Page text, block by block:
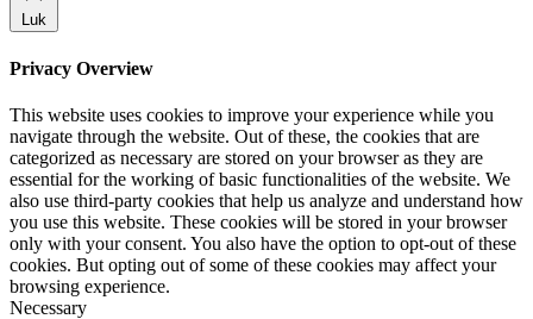
Luk
Privacy Overview
This website uses cookies to improve your experience while you
navigate through the website. Out of these, the cookies that are
categorized as necessary are stored on your browser as they are
essential for the working of basic functionalities of the website. We
also use third-party cookies that help us analyze and understand how
you use this website. These cookies will be stored in your browser
only with your consent. You also have the option to opt-out of these
cookies. But opting out of some of these cookies may affect your
browsing experience.
Necessary